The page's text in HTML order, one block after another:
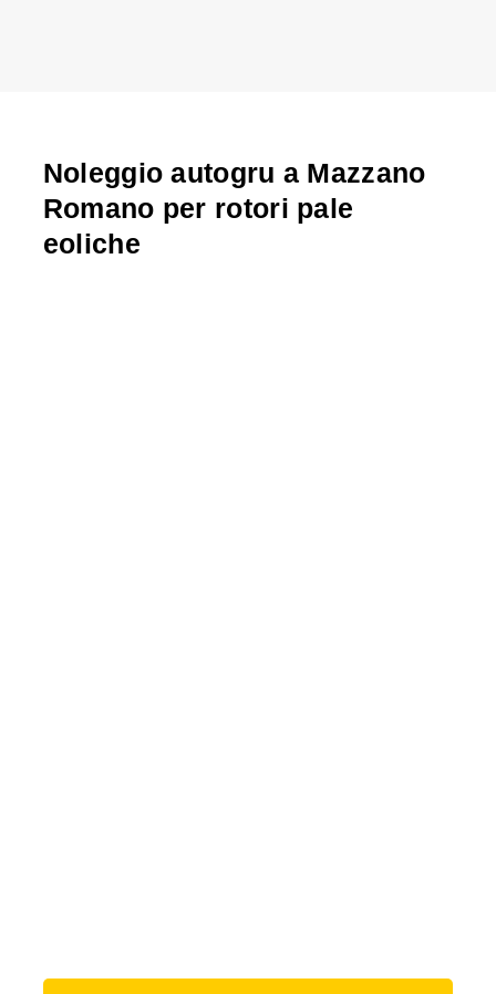
Noleggio autogru a Mazzano
Romano per rotori pale
eoliche